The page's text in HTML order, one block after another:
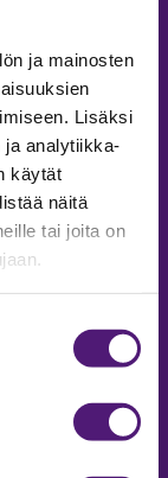
ja mainosten
Lisäksi
ja analytiikka-
käytät
näitä
tai joita on